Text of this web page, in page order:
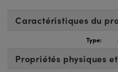
Caractéristiques du
Type:
Propriétés physiques